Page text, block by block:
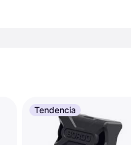
Tendencia